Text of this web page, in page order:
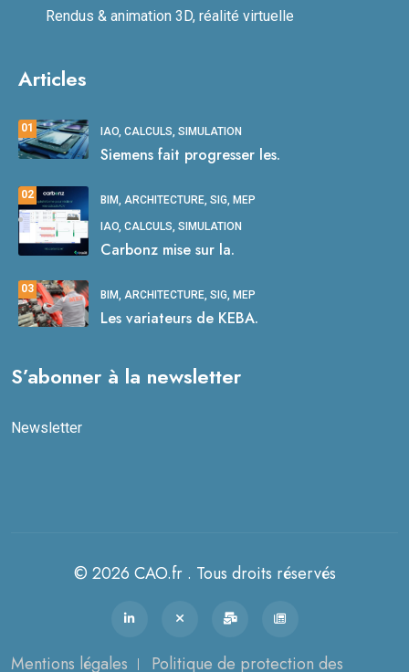
Rendus & animation 3D, réalité virtuelle
Articles
01 IAO, CALCULS, SIMULATION
Siemens fait progresser les.
02 BIM, ARCHITECTURE, SIG, MEP
IAO, CALCULS, SIMULATION
Carbonz mise sur la.
03 BIM, ARCHITECTURE, SIG, MEP
Les variateurs de KEBA.
S’abonner à la newsletter
Newsletter
© 2026 CAO.fr . Tous droits réservés
Mentions légales Politique de protection des